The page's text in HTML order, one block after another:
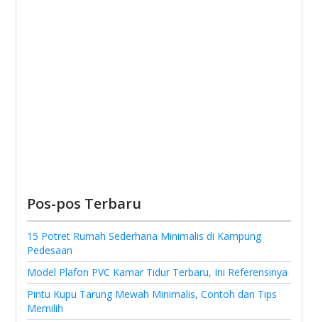
Pos-pos Terbaru
15 Potret Rumah Sederhana Minimalis di Kampung
Pedesaan
Model Plafon PVC Kamar Tidur Terbaru, Ini Referensinya
Pintu Kupu Tarung Mewah Minimalis, Contoh dan Tips
Memilih